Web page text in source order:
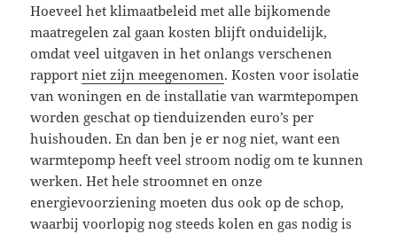
Hoeveel het klimaatbeleid met alle bijkomende
maatregelen zal gaan kosten blijft onduidelijk,
omdat veel uitgaven in het onlangs verschenen
rapportniet zijn meegenomen. Kosten voor isolatie
van woningen en de installatie van warmtepompen
worden geschat op tienduizenden euro’s per
huishouden. En dan ben je er nog niet, want een
warmtepomp heeft veel stroom nodig om te kunnen
werken. Het hele stroomnet en onze
energievoorziening moeten dus ook op de schop,
waarbij voorlopig nog steeds kolen en gas nodig is